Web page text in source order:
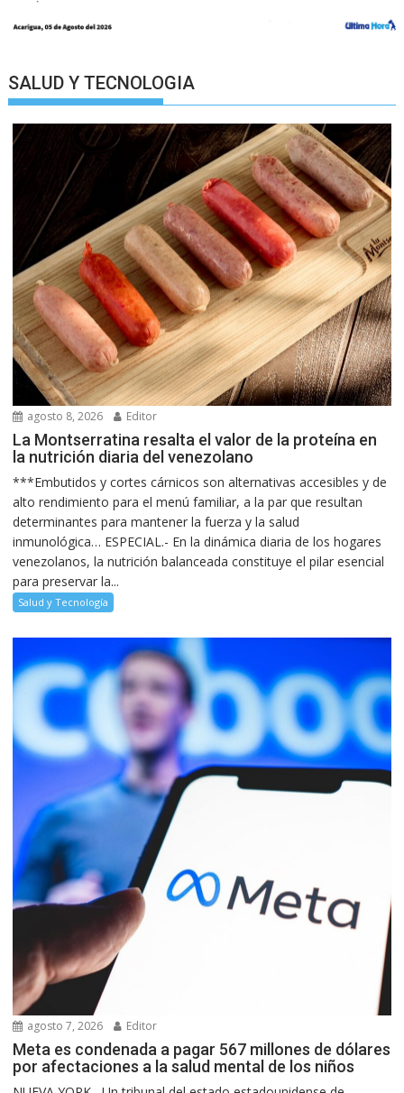
SALUD Y TECNOLOGIA
agosto 8, 2026 Editor
La Montserratina resalta el valor de la proteína en
la nutrición diaria del venezolano
***Embutidos y cortes cárnicos son alternativas accesibles y de
alto rendimiento para el menú familiar, a la par que resultan
determinantes para mantener la fuerza y la salud
inmunológica… ESPECIAL.- En la dinámica diaria de los hogares
venezolanos, la nutrición balanceada constituye el pilar esencial
para preservar la...
Salud y Tecnología
agosto 7, 2026 Editor
Meta es condenada a pagar 567 millones de dólares
por afectaciones a la salud mental de los niños